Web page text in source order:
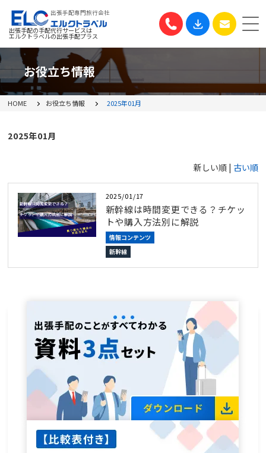
出張手配専門旅行会社
出張手配の手配代行サービスは
エルクトラベルの出張手配プラス
お役立ち情報
HOME お役立ち情報 2025年01月
2025年01月
新しい順 | 古い順
2025/01/17
新幹線は時間変更できる？チケッ
トや購入方法別に解説
情報コンテンツ
新幹線